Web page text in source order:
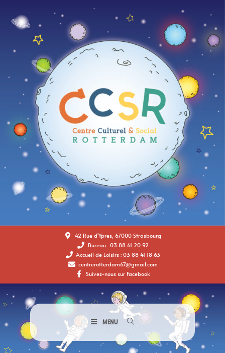
42 Rue d'Ypres, 67000 Strasbourg
Bureau : 03 88 61 20 92
Accueil de Loisirs : 03 88 41 18 63
centrerotterdam67@gmail.com
Suivez-nous sur Facebook
MENU